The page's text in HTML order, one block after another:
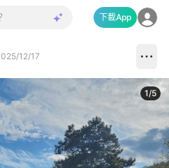
下載App
12/17
1/5